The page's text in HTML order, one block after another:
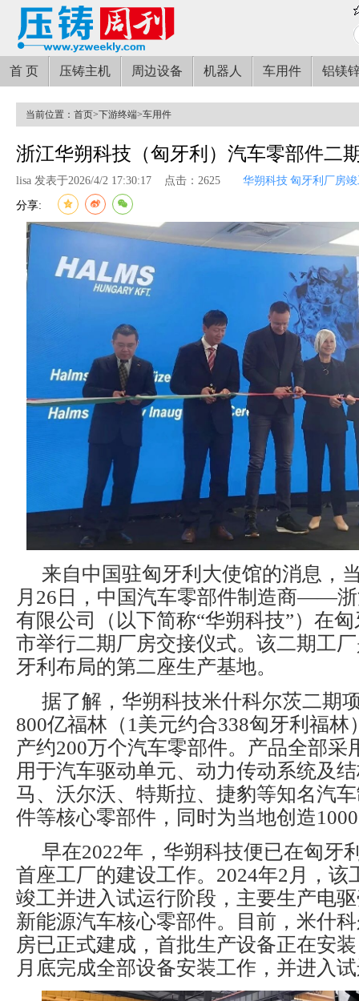
首 页 压铸主机 周边设备 机器人 车用件 铝镁
当前位置： 首页>下游终端>车用件
浙江华朔科技（匈牙利）汽车零部件二
lisa 发表于2026/4/2 17:30:17 点击：2625 华朔科技 匈牙利厂房
分享:
来自中国驻匈牙利大使馆的消息，
月26日，中国汽车零部件制造商——
有限公司（以下简称“华朔科技”）在
市举行二期厂房交接仪式。该二期工
牙利布局的第二座生产基地。
据了解，华朔科技米什科尔茨二期
800亿福林（1美元约合338匈牙利福林
产约200万个汽车零部件。产品全部采
用于汽车驱动单元、动力传动系统及
马、沃尔沃、特斯拉、捷豹等知名汽
件等核心零部件，同时为当地创造
早在2022年，华朔科技便已在匈牙
首座工厂的建设工作。2024年2月，该
竣工并进入试运行阶段，主要生产电
新能源汽车核心零部件。目前，米什
房已正式建成，首批生产设备正在安
月底完成全部设备安装工作，并进入